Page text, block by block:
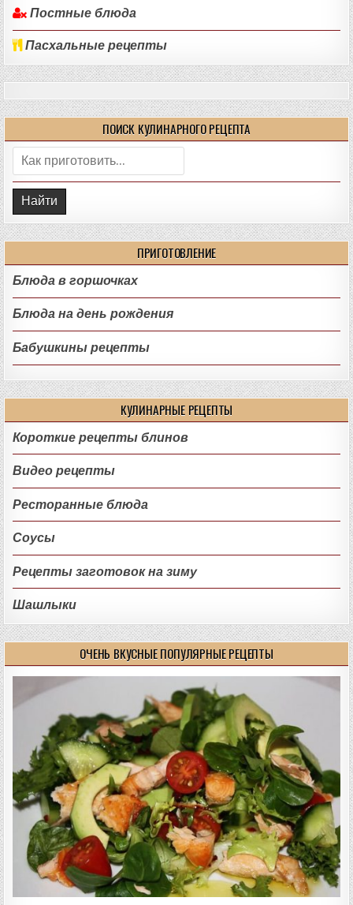
Постные блюда
Пасхальные рецепты
ПОИСК КУЛИНАРНОГО РЕЦЕПТА
Поиск:
ПРИГОТОВЛЕНИЕ
Блюда в горшочках
Блюда на день рождения
Бабушкины рецепты
КУЛИНАРНЫЕ РЕЦЕПТЫ
Короткие рецепты блинов
Видео рецепты
Ресторанные блюда
Соусы
Рецепты заготовок на зиму
Шашлыки
ОЧЕНЬ ВКУСНЫЕ ПОПУЛЯРНЫЕ РЕЦЕПТЫ